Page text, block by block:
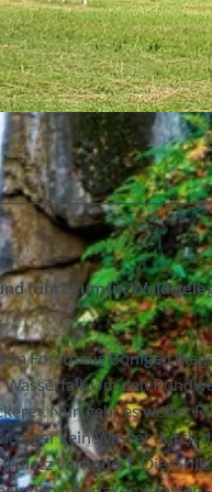
Tourismus, Interlaken Tourismus
führt zum im Wald
Forsthaus Bönigen
Um den
Nun geht es weiter
sogar kein Wasser durch
vorfindest. Die